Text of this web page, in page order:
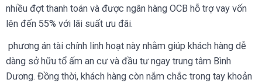
nhiều đợt thanh toán và được ngân hàng OCB hỗ trợ vay vốn
lên đến 55% với lãi suất ưu đãi.
phương án tài chính linh hoạt này nhằm giúp khách hàng dễ
dàng sở hữu tổ ấm an cư và đầu tư ngay trung tâm Bình
Dương. Đồng thời, khách hàng còn nắm chắc trong tay khoản